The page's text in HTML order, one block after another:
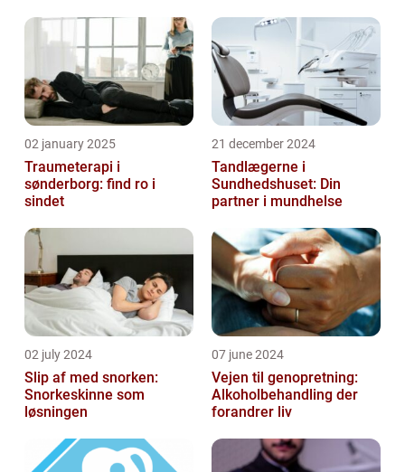
02 january 2025
Traumeterapi i
sønderborg: find ro i
sindet
21 december 2024
Tandlægerne i
Sundhedshuset: Din
partner i mundhelse
02 july 2024
Slip af med snorken:
Snorkeskinne som
løsningen
07 june 2024
Vejen til genopretning:
Alkoholbehandling der
forandrer liv